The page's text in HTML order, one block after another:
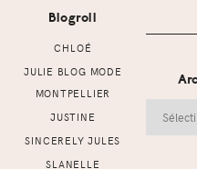
Blogroll
CHLOÉ
JULIE BLOG MODE
MONTPELLIER
JUSTINE
SINCERELY JULES
SLANELLE